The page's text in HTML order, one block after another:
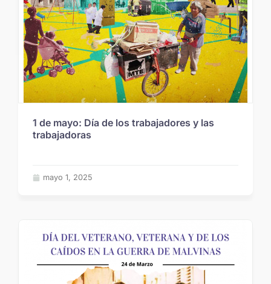
1 de mayo: Día de los trabajadores y las
trabajadoras
mayo 1, 2025